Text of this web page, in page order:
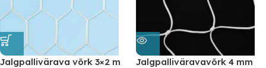
Jalgpallivärava võrk 3×2 m
Jalgpalliväravavõrk 4 mm